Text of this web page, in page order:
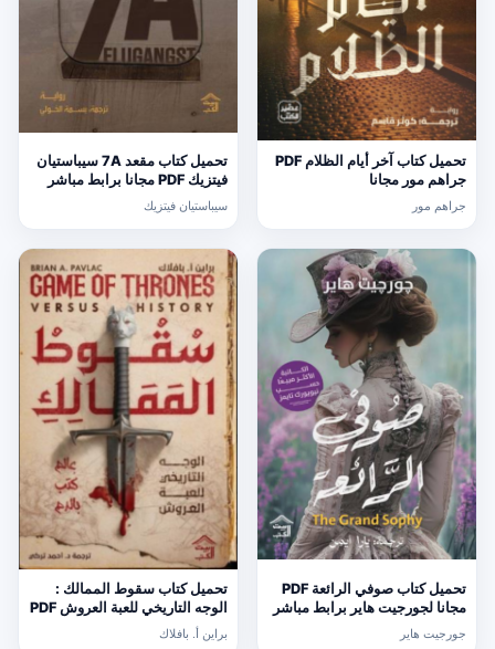
تحميل كتاب آخر أيام الظلام PDF
جراهم مور مجانا
جراهم مور
تحميل كتاب مقعد 7A سيباستيان
فيتزيك PDF مجانا برابط مباشر
سيباستيان فيتزيك
تحميل كتاب صوفي الرائعة PDF
مجانا لجورجيت هاير برابط مباشر
جورجيت هاير
تحميل كتاب سقوط الممالك :
الوجه التاريخي للعبة العروش PDF
مجانا
براين أ. بافلاك